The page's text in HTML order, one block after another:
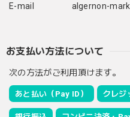
E-mail
algernon-
お支払い方法について
次の方法がご利用頂けます。
あと払い（Pay ID） クレジ